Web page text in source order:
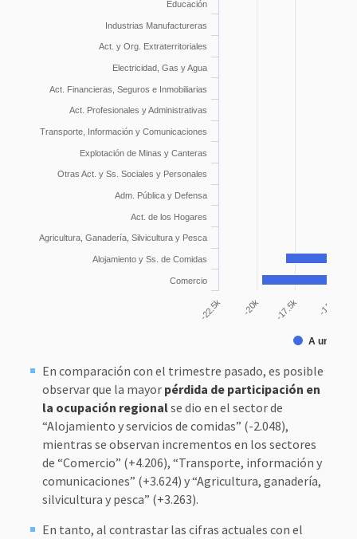
A un año
Educación
Industrias Manufactureras
Act. y Org. Extraterritoriales
Electricidad, Gas y Agua
Act. Financieras, Seguros e Inmobiliarias
Act. Profesionales y Administrativas
Transporte, Información y Comunicaciones
Explotación de Minas y Canteras
Otras Act. y Ss. Sociales y Personales
Adm. Pública y Defensa
Act. de los Hogares
Agricultura, Ganadería, Silvicultura y Pesca
Alojamiento y Ss. de Comidas
Comercio
-22.5k -20k -17.5k -15k
En comparación con el trimestre pasado, es posible
observar que la mayor pérdida de participación en
la ocupación regionalse dio en el sector de
“Alojamiento y servicios de comidas” (-2.048),
mientras se observan incrementos en los sectores
de “Comercio” (+4.206), “Transporte, información y
comunicaciones” (+3.624) y “Agricultura, ganadería,
silvicultura y pesca” (+3.263).
En tanto, al contrastar las cifras actuales con el